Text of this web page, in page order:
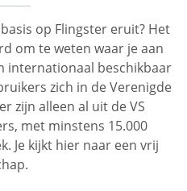
op Flingster eruit? Het
om te weten waar je aan
internationaal beschikbaar
zich in de Verenigde
zijn alleen al uit de VS
met minstens 15.000
Je kijkt hier naar een vrij